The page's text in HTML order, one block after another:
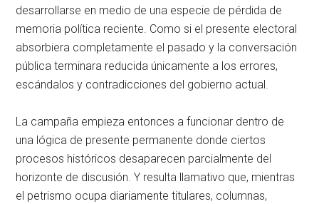
desarrollarse en medio de una especie de pérdida de
memoria política reciente. Como si el presente electoral
absorbiera completamente el pasado y la conversación
pública terminara reducida únicamente a los errores,
escándalos y contradicciones del gobierno actual.
La campaña empieza entonces a funcionar dentro de
una lógica de presente permanente donde ciertos
procesos históricos desaparecen parcialmente del
horizonte de discusión. Y resulta llamativo que, mientras
el petrismo ocupa diariamente titulares, columnas,